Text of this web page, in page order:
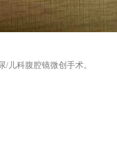
/儿科腹腔镜微创手术。